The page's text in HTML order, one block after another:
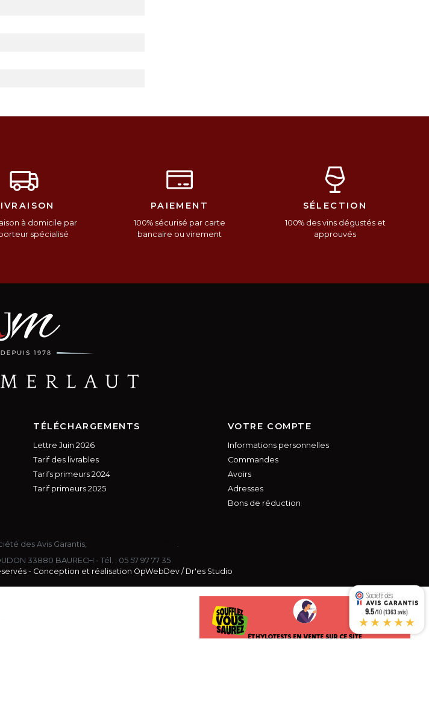
à domicile par
spécialisé
PAIEMENT
100% sécurisé par carte
bancaire ou virement
SÉLECTION
100% des vins dégustés et
approuvés
TÉLÉCHARGEMENTS
Lettre Juin 2026
Tarif des livrables
Tarifs primeurs 2024
Tarif primeurs 2025
VOTRE COMPTE
Informations personnelles
Commandes
Avoirs
Adresses
Bons de réduction
des Avis Garantis,
.
33880 BAURECH - Tél. : 05 57 97 77 35
- Conception et réalisation OpWebDev/ Dr'es Studio
garantissant la conformité avec les réglementations. Personnalisez vos préférences pour
9.5/10 (1363 avis)
★★★★★